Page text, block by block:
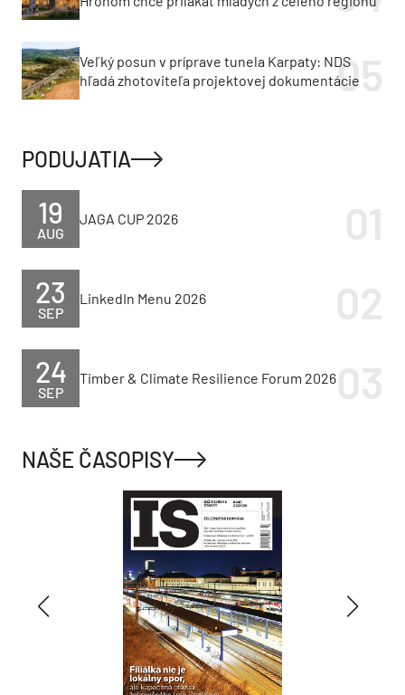
Veľký posun v príprave tunela Karpaty: NDS
hľadá zhotoviteľa projektovej dokumentácie
PODUJATIA
AUG
19 JAGA CUP 2026
SEP
23 LinkedIn Menu 2026
SEP
24 Timber & Climate Resilience Forum 2026
NAŠE ČASOPISY